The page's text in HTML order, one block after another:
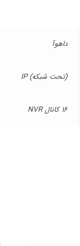
داهوآ
(تحت شبکه) IP
16 کانال NVR